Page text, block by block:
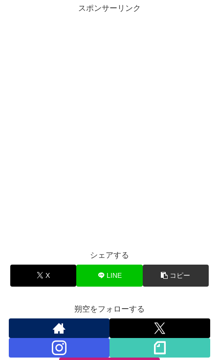
スポンサーリンク
シェアする
X LINE コピー
朔空をフォローする